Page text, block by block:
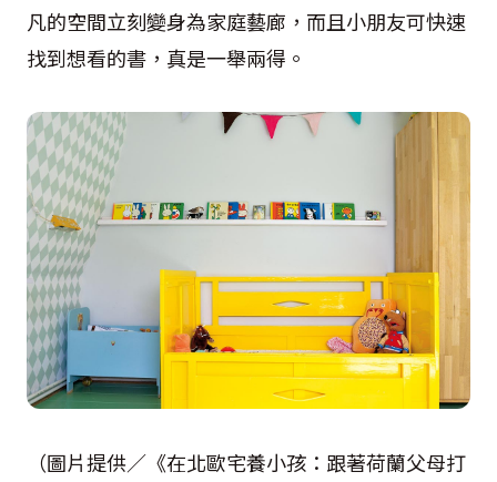
凡的空間立刻變身為家庭藝廊，而且小朋友可快速
找到想看的書，真是一舉兩得。
（圖片提供／《在北歐宅養小孩：跟著荷蘭父母打